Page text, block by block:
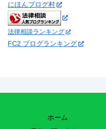
にほんブログ村
法律相談ランキング
FC2 ブログランキング
ホーム